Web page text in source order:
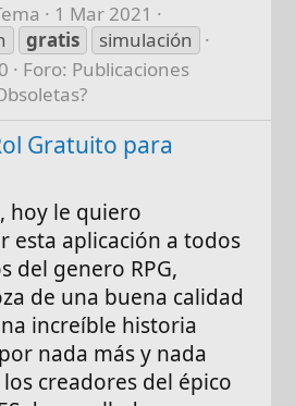
1 Mar 2021
gratis
simulación
Foro: Publicaciones
Gratuito para
hoy le quiero
esta aplicación a todos
del genero RPG,
de una buena calidad
increíble historia
nada más y nada
creadores del épico